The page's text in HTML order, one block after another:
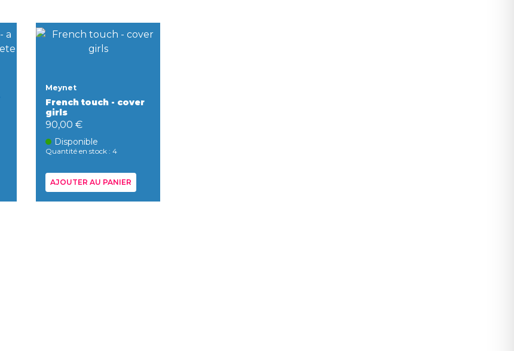
Meynet
French touch - cover
girls
90,00 €
Disponible
Quantité en stock : 4
AJOUTER AU PANIER